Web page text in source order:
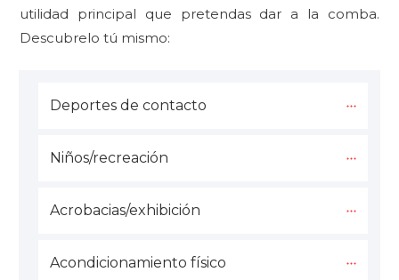
utilidad principal que pretendas dar a la comba.
Descubrelo tú mismo:
Deportes de contacto
Niños/recreación
Acrobacias/exhibición
Acondicionamiento físico